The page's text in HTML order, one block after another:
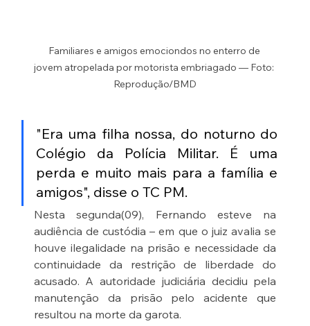
Familiares e amigos emociondos no enterro de
jovem atropelada por motorista embriagado — Foto:
Reprodução/BMD
"Era uma filha nossa, do noturno do
Colégio da Polícia Militar. É uma
perda e muito mais para a família e
amigos", disse o TC PM.
Nesta segunda(09), Fernando esteve na
audiência de custódia – em que o juiz avalia se
houve ilegalidade na prisão e necessidade da
continuidade da restrição de liberdade do
acusado. A autoridade judiciária decidiu pela
manutenção da prisão pelo acidente que
resultou na morte da garota.